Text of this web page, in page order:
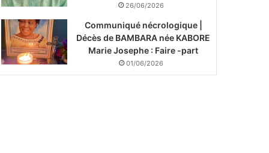
26/06/2026
Communiqué nécrologique |
Décès de BAMBARA née KABORE
Marie Josephe : Faire -part
01/06/2026